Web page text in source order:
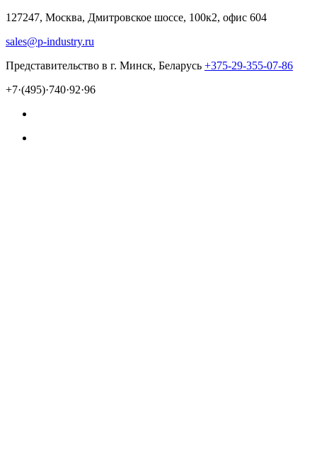
127247, Москва, Дмитровское шоссе, 100к2, офис 604
sales@p-industry.ru
Представительство в г. Минск, Беларусь +375-29-355-07-86
+7·(495)·740·92·96